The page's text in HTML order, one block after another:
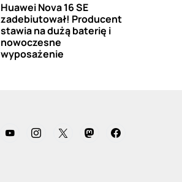
Huawei Nova 16 SE
zadebiutował! Producent
stawia na dużą baterię i
nowoczesne
wyposażenie